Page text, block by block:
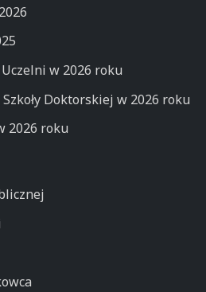
w 2026 roku
Doktorskiej w 2026 roku
2026 roku